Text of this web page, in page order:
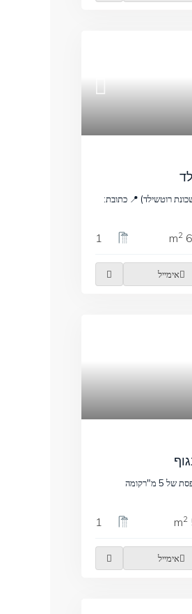
רוטשילד) 📍 כתובת:
2
1
אימייל
דירת 2 חדריםבשטח של 47 מ"ר + מרפסת של 5 מ"רקומה
2
1
אימייל